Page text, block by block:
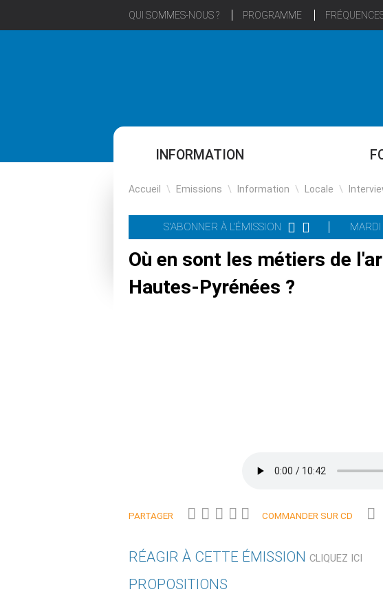
QUI SOMMES-NOUS ? PROGRAMME
INFORMATION
Accueil \ Emissions \ Information \ Locale \
S'ABONNER À L'ÉMISSION
Où en sont les métiers de
Hautes-Pyrénées ?
PARTAGER COMMANDER SUR CD
RÉAGIR À CETTE ÉMISSION CLIQUEZ ICI
PROPOSITIONS